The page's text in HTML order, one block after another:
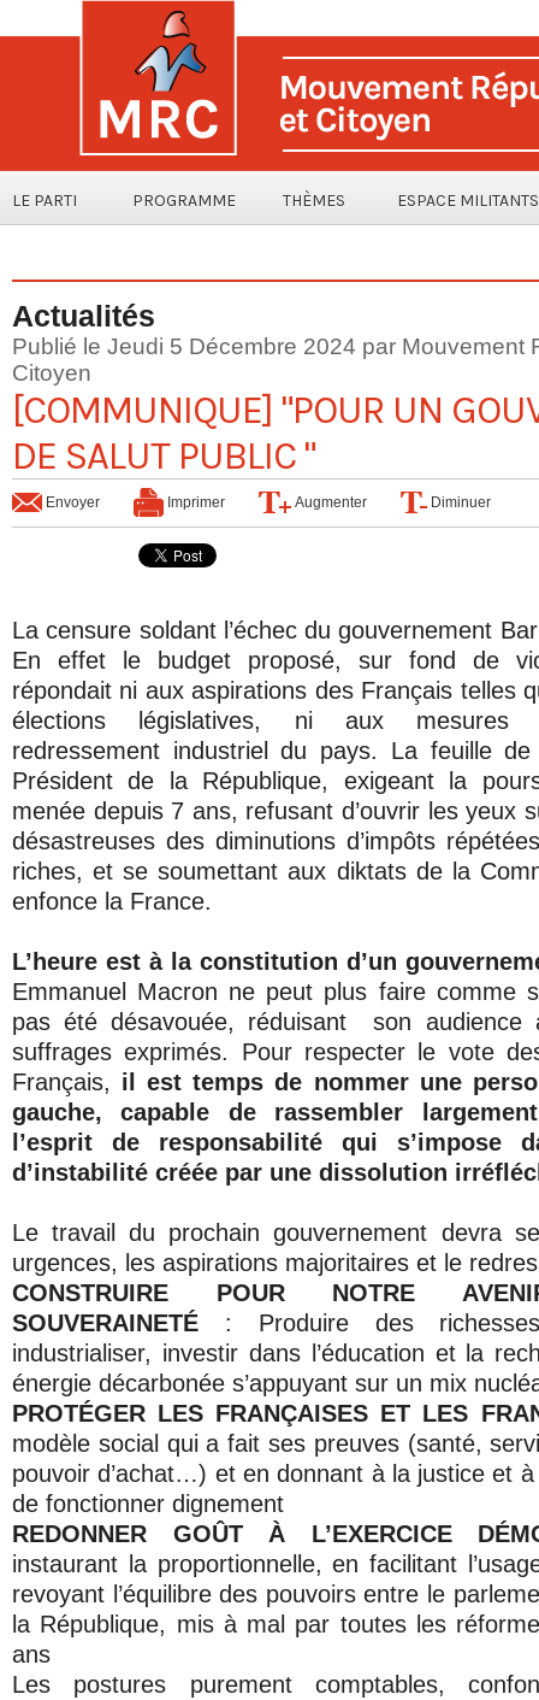
LE PARTI PROGRAMME THÈMES ESPACE MILITANTS
Actualités
Publié le Jeudi 5 Décembre 2024 par Mouvement
Citoyen
[COMMUNIQUE] "POUR UN
DE SALUT PUBLIC "
Envoyer Imprimer Augmenter Diminuer
La censure soldant l’échec du gouvernement
En effet le budget proposé, sur fond de
répondait ni aux aspirations des Français telles
élections législatives, ni aux mesures
redressement industriel du pays. La feuille
Président de la République, exigeant la
menée depuis 7 ans, refusant d’ouvrir les yeux
désastreuses des diminutions d’impôts
riches, et se soumettant aux diktats de la
enfonce la France.
L’heure est à la constitution d’un
Emmanuel Macron ne peut plus faire comme
pas été désavouée, réduisant son
suffrages exprimés. Pour respecter le vote
Français, il est temps de nommer une
gauche, capable de rassembler
l’esprit de responsabilité qui s’impose
d’instabilité créée par une dissolution
Le travail du prochain gouvernement devra
urgences, les aspirations majoritaires et le
CONSTRUIRE POUR NOTRE
SOUVERAINETÉ : Produire des
industrialiser, investir dans l’éducation et la
énergie décarbonée s’appuyant sur un mix
PROTÉGER LES FRANÇAISES ET LES
modèle social qui a fait ses preuves (santé,
pouvoir d’achat…) et en donnant à la justice et
de fonctionner dignement
REDONNER GOÛT À L’EXERCICE
instaurant la proportionnelle, en facilitant
revoyant l’équilibre des pouvoirs entre le
la République, mis à mal par toutes les
ans
Les postures purement comptables,